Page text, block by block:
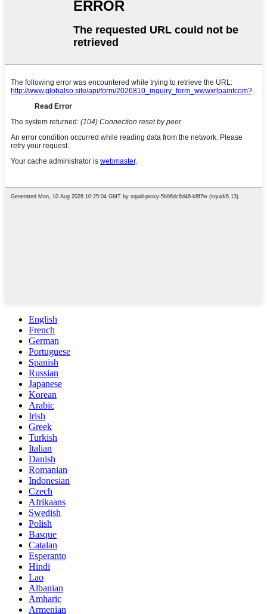
English
French
German
Portuguese
Spanish
Russian
Japanese
Korean
Arabic
Irish
Greek
Turkish
Italian
Danish
Romanian
Indonesian
Czech
Afrikaans
Swedish
Polish
Basque
Catalan
Esperanto
Hindi
Lao
Albanian
Amharic
Armenian